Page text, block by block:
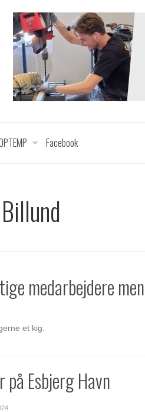
Facebook
medarbejdere
et kig.
på Esbjerg Havn